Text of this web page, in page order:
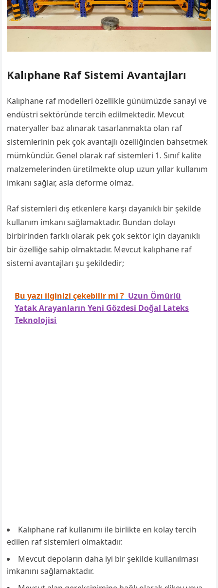
Kalıphane Raf Sistemi Avantajları
Kalıphane raf modelleri özellikle günümüzde sanayi ve
endüstri sektöründe tercih edilmektedir. Mevcut
materyaller baz alınarak tasarlanmakta olan raf
sistemlerinin pek çok avantajlı özelliğinden bahsetmek
mümkündür. Genel olarak raf sistemleri 1. Sınıf kalite
malzemelerinden üretilmekte olup uzun yıllar kullanım
imkanı sağlar, asla deforme olmaz.
Raf sistemleri dış etkenlere karşı dayanıklı bir şekilde
kullanım imkanı sağlamaktadır. Bundan dolayı
birbirinden farklı olarak pek çok sektör için dayanıklı
bir özelliğe sahip olmaktadır. Mevcut kalıphane raf
sistemi avantajları şu şekildedir;
Bu yazı ilginizi çekebilir mi ? Uzun Ömürlü
Yatak Arayanların Yeni Gözdesi Doğal Lateks
Teknolojisi
Kalıphane raf kullanımı ile birlikte en kolay tercih
edilen raf sistemleri olmaktadır.
Mevcut depoların daha iyi bir şekilde kullanılması
imkanını sağlamaktadır.